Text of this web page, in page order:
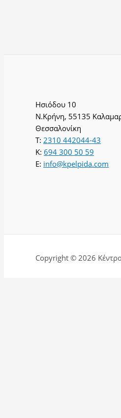
Ησιόδου 10
Ν.Κρήνη, 55135
Θεσσαλονίκη
T: 2310 442044-43
K: 694 300 50 59
E: info@kpelpida.com
Copyright © 2026